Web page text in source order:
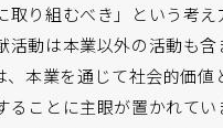
取り組むべき」という考え
活動は本業以外の活動も含
、本業を通じて社会的価値
ることに主眼が置かれてい